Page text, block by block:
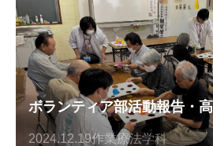
ボランティア部活動報告・
2024.12.19作業療法学科